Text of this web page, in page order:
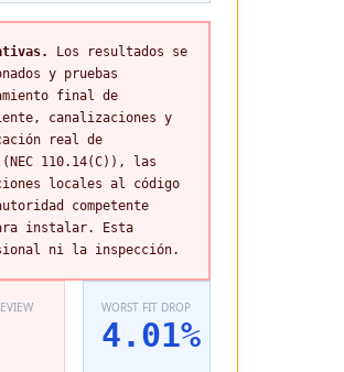
Los resultados se
y pruebas
final de
canalizaciones y
real de
110.14(C)), las
locales al código
competente
instalar. Esta
ni la inspección.
WORST FIT DROP
4.01%